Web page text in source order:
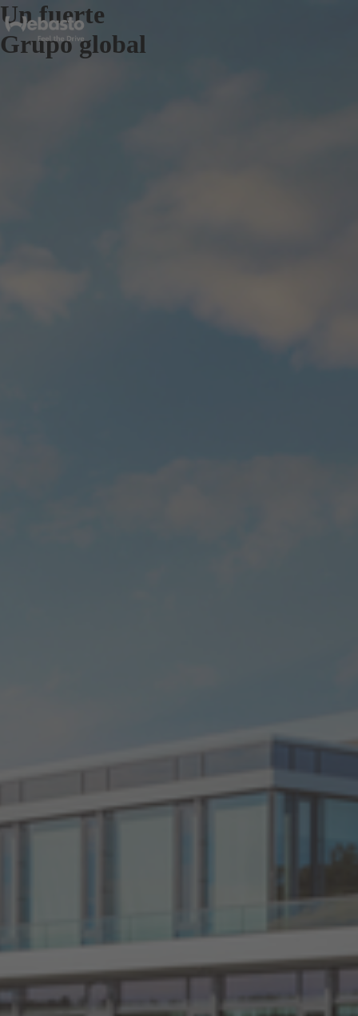
Un fuerte
Grupo global